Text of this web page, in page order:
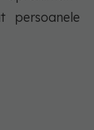
persoanele